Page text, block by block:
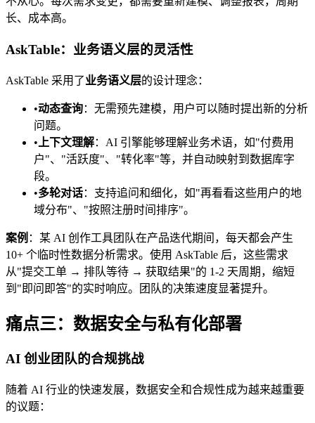
长、成本高。
AskTable：业务语义层的灵活性
AskTable 采用了业务语义层的设计理念：
•动态查询：无需预先建模，用户可以随时提出新的分析
问题。
• 上下文理解：AI 引擎能够理解业务术语，如"付费用
户"、"活跃度"、"转化率"等，并自动映射到数据库字
段。
•多轮对话：支持追问和细化，如"再看看这些用户的地
域分布"、"按照注册时间排序"。
案例 ：某 AI 创作工具团队在产品迭代期间，每天都会产生
10+ 个临时性数据分析需求。使用 AskTable 后，这些需求
从"提交工单 → 排队等待 → 获取结果"的 1-2 天周期，缩短
到"即问即答"的实时响应。团队的决策速度显著提升。
痛点三：数据安全与私有化部署
AI 创业团队的合规挑战
随着 AI 行业的快速发展，数据安全和合规性成为越来越重要
的议题：